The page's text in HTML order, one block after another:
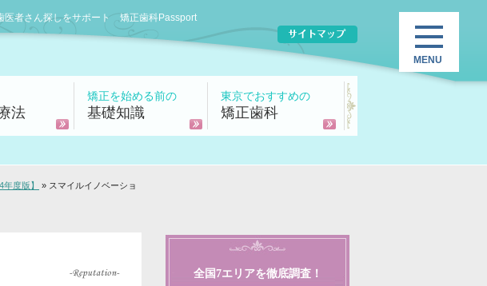
医者さん探しをサポート 矯正歯科Passport
法
矯正を始める前の
基礎知識
東京でおすすめの
矯正歯科
度版】 » スマイルイノベーショ
全国7エリアを徹底調査！